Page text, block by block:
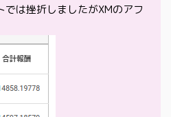
は挫折しましたがXMのアフ